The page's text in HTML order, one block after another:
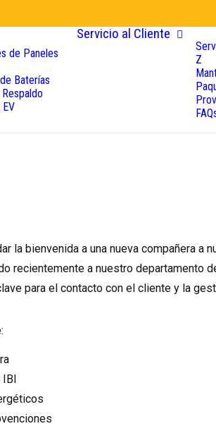
de Paneles
Baterías
Servicio al Cliente
Z
la bienvenida a una nueva compañera a
recientemente a nuestro departamento
para el contacto con el cliente y la
IBI